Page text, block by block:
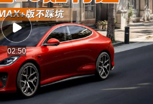
02:50